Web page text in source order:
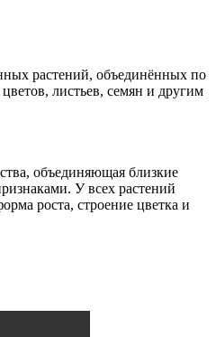
растений, объединённых по
листьев, семян и другим
объединяющая близкие
У всех растений
роста, строение цветка и